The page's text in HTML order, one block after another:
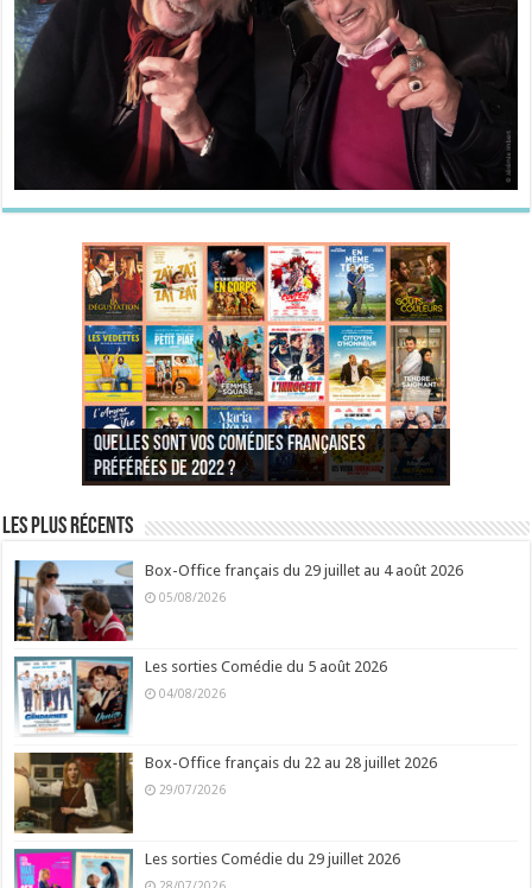
Quelles sont vos comédies françaises
préférées de 2022 ?
Quel est votre personnage préféré du Père
Noël est une ordure ?
Quelles sont vos comédies françaises
préférées de 2021 ?
Quel est votre « Gendarme » préféré ?
Quels sont vos 3 comédies de Jean-Marie Poiré
préférées ?
Quel est votre « Tati » préféré ?
Quel est votre « bronzé » préféré ?
Les plus récents
Box-Office français du 29 juillet au 4 août 2026
05/08/2026
Les sorties Comédie du 5 août 2026
04/08/2026
Box-Office français du 22 au 28 juillet 2026
29/07/2026
Les sorties Comédie du 29 juillet 2026